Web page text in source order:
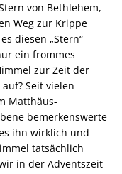
von Bethlehem,
Weg zur Krippe
diesen „Stern“
ein frommes
zur Zeit der
Seit vielen
Matthäus-
bemerkenswerte
ihn wirklich und
tatsächlich
in der Adventszeit